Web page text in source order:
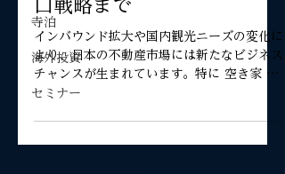
寺泊
海外投資
セミナー
口戦略まで
インバウンド拡大や国内観光ニーズの変化に
より、日本の不動産市場には新たなビジネス
チャンスが生まれています。特に 空き家 や
遊休不動産を観光宿泊向けに活用する動き
総数は約 900万戸 （空き家率13.8%）と過